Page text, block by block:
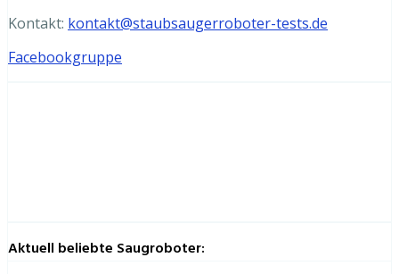
Kontakt: kontakt@staubsaugerroboter-tests.de
Facebookgruppe
Aktuell beliebte Saugroboter: